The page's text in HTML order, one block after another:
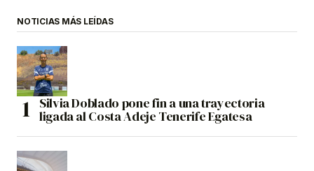
NOTICIAS MÁS LEÍDAS
Silvia Doblado pone fin a una trayectoria
ligada al Costa Adeje Tenerife Egatesa